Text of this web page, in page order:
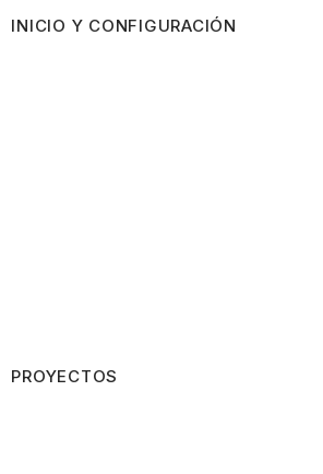
INICIO Y CONFIGURACIÓN
PROYECTOS